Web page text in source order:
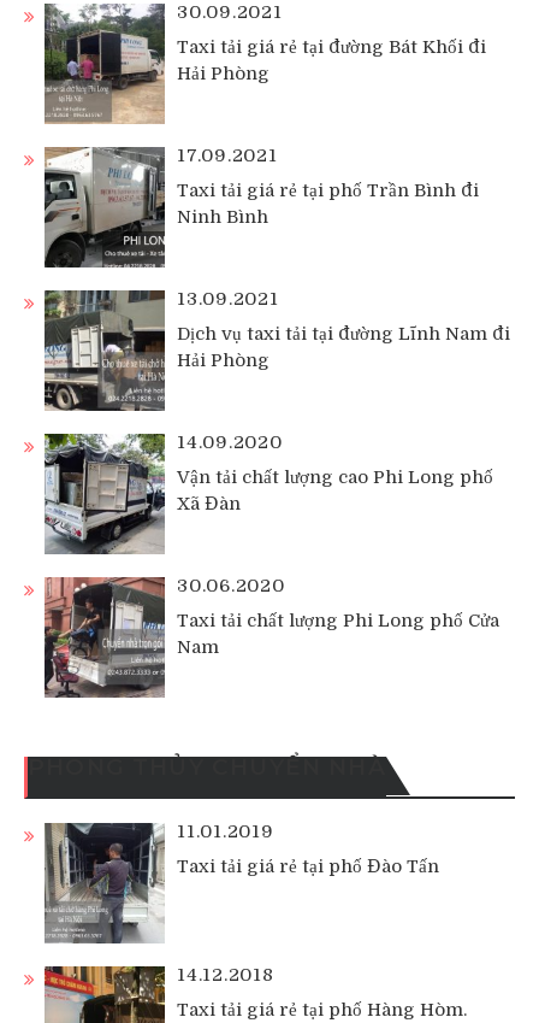
30.09.2021
Taxi tải giá rẻ tại đường Bát Khối đi
Hải Phòng
17.09.2021
Taxi tải giá rẻ tại phố Trần Bình đi
Ninh Bình
13.09.2021
Dịch vụ taxi tải tại đường Lĩnh Nam đi
Hải Phòng
14.09.2020
Vận tải chất lượng cao Phi Long phố
Xã Đàn
30.06.2020
Taxi tải chất lượng Phi Long phố Cửa
Nam
11.01.2019
Taxi tải giá rẻ tại phố Đào Tấn
14.12.2018
Taxi tải giá rẻ tại phố Hàng Hòm.